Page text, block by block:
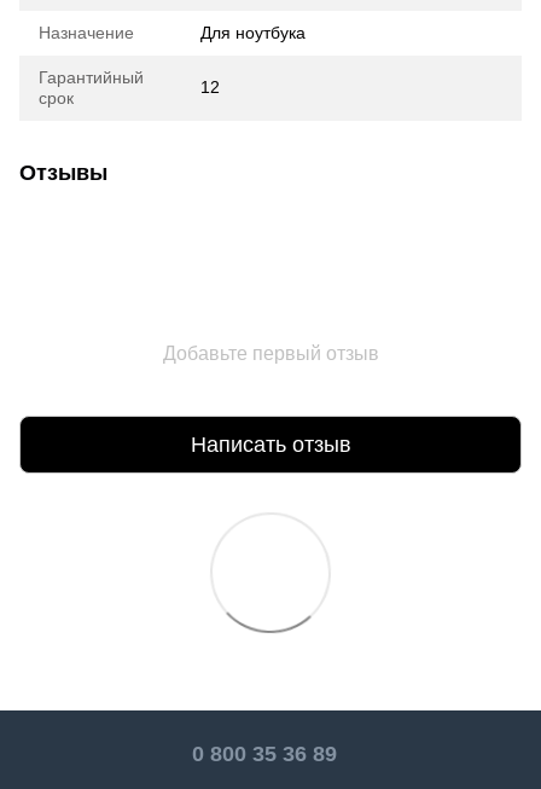
Назначение Для ноутбука
Гарантийный
срок
12
Отзывы
Добавьте первый отзыв
Написать отзыв
0 800 35 36 89